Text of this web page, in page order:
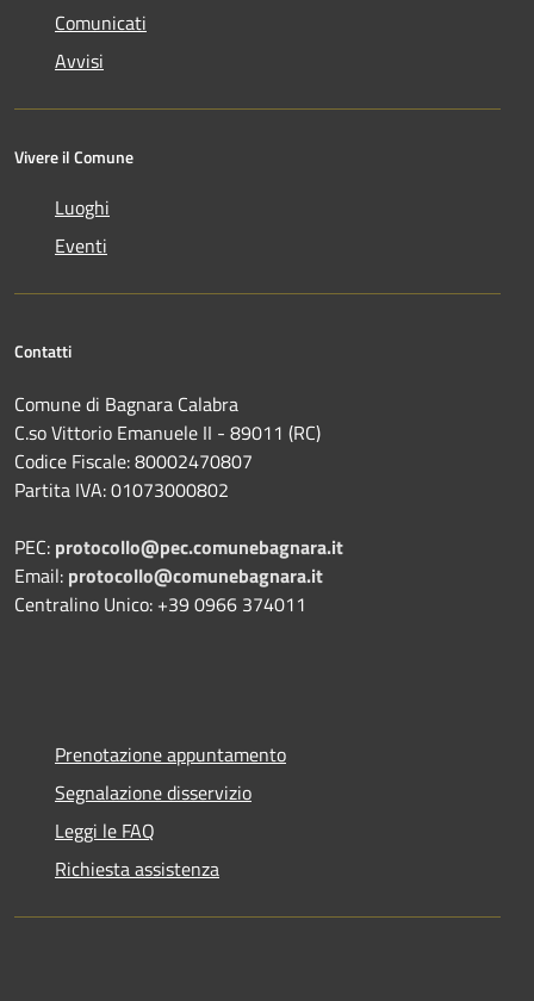
Comunicati
Avvisi
Vivere il Comune
Luoghi
Eventi
Contatti
Comune di Bagnara Calabra
C.so Vittorio Emanuele II - 89011 (RC)
Codice Fiscale:80002470807
Partita IVA:01073000802
PEC: protocollo@pec.comunebagnara.it
Email: protocollo@comunebagnara.it
Centralino Unico: +39 0966 374011
Prenotazione appuntamento
Segnalazione disservizio
Leggi le FAQ
Richiesta assistenza